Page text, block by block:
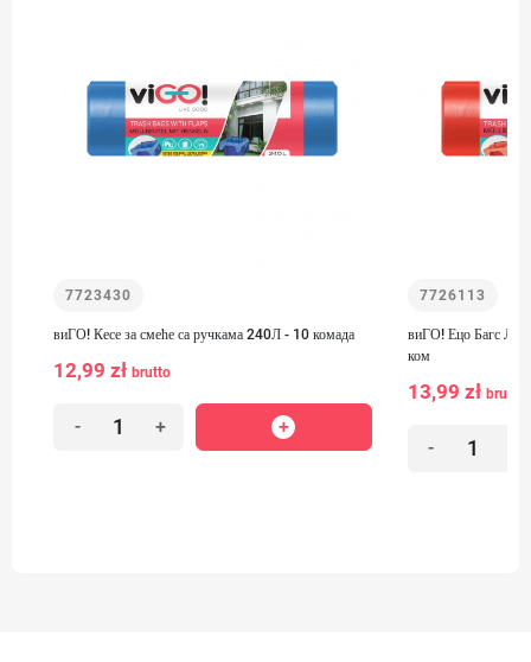
7723430
виГО! Кесе за смеће са ручкама 240Л - 10 комада
12,99 zł brutto
- +
7726113
виГО! Ецо Багс ЛД
ком
13,99 zł brutto
-